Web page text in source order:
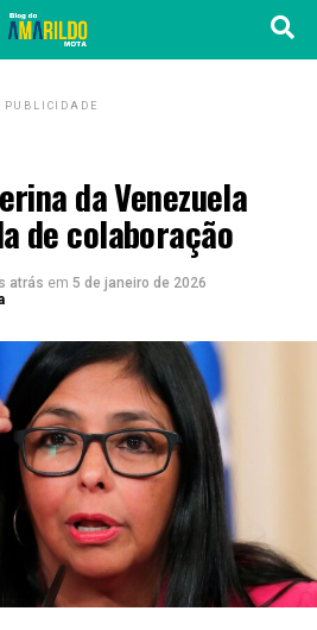
PUBLICIDADE
da Venezuela
de colaboração
atrás em 5 de janeiro de 2026